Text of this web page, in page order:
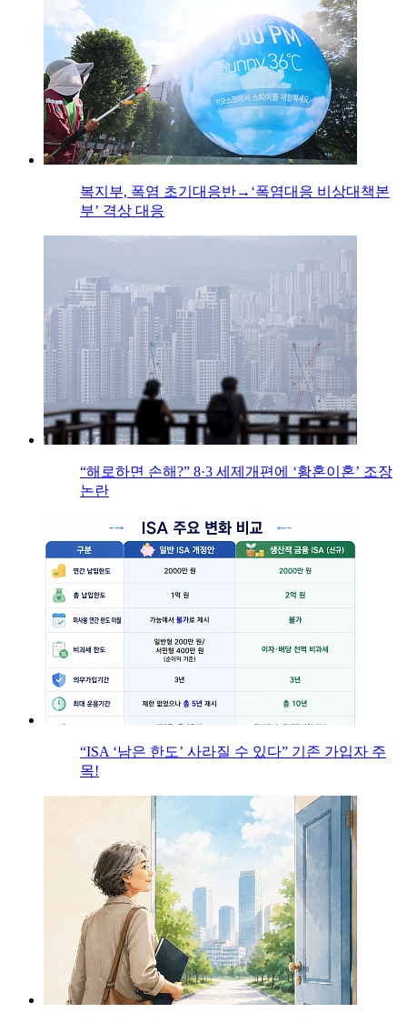
복지부, 폭염 초기대응반→‘폭염대응 비상대책본
부’ 격상 대응
“해로하면 손해?” 8·3 세제개편에 ‘황혼이혼’ 조장
논란
“ISA ‘남은 한도’ 사라질 수 있다” 기존 가입자 주
목!